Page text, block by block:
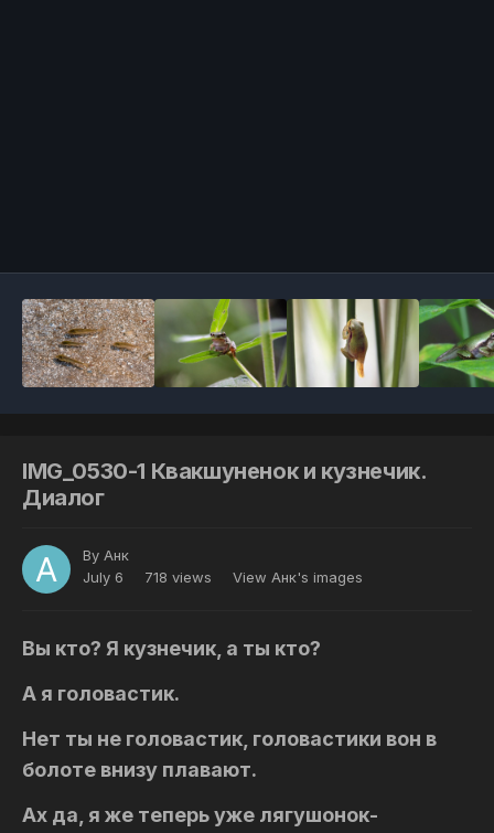
IMG_0530-1 Квакшуненок и кузнечик.
Диалог
By Анк
July 6
718 views View Анк's images
Вы кто? Я кузнечик, а ты кто?
А я головастик.
Нет ты не головастик, головастики вон в
болоте внизу плавают.
Ах да, я же теперь уже лягушонок-